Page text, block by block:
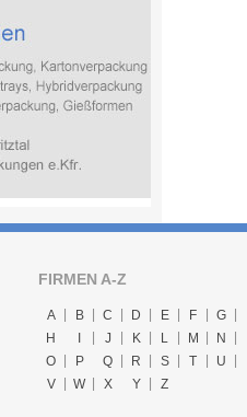
FIRMEN A-Z
A B C D E F
G
H
J K L M
N
O
P Q R S T
U
V
W X Y Z